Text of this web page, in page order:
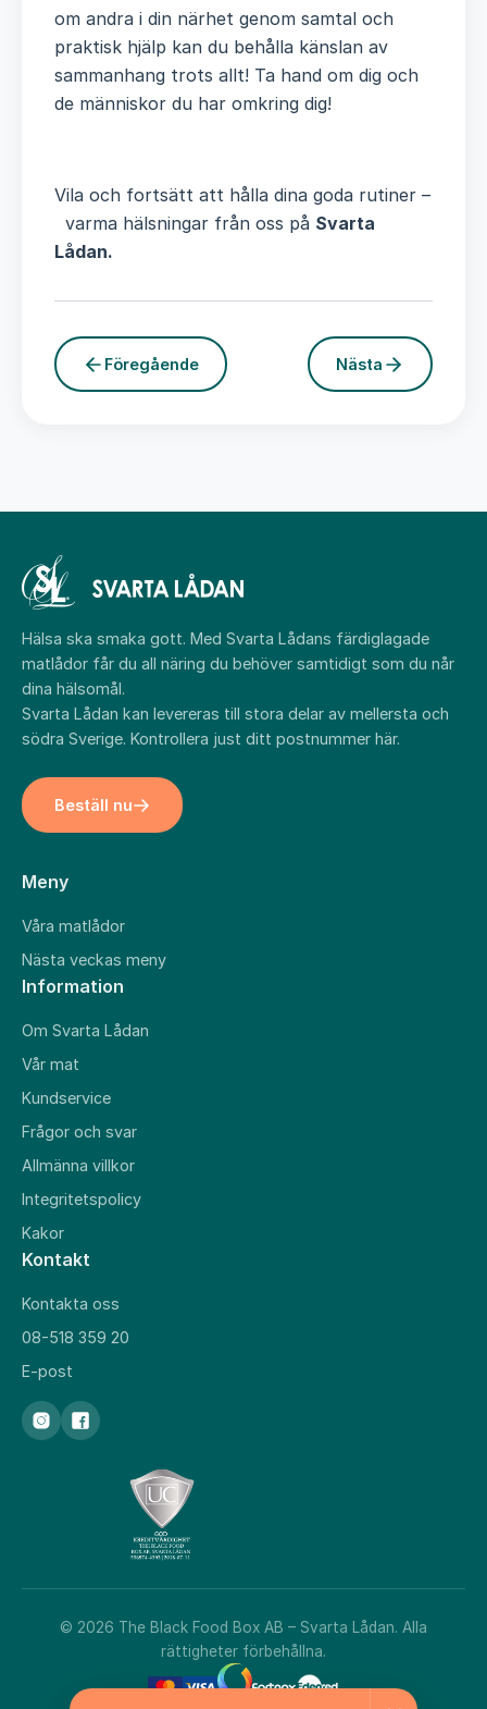
om andra i din närhet genom samtal och
praktisk hjälp kan du behålla känslan av
sammanhang trots allt! Ta hand om dig och
de människor du har omkring dig!
Vila och fortsätt att hålla dina goda rutiner –
varma hälsningar från oss på Svarta
Lådan.
Föregående Nästa
Hälsa ska smaka gott. Med Svarta Lådans färdiglagade
matlådor får du all näring du behöver samtidigt som du når
dina hälsomål.
Svarta Lådan kan levereras till stora delar av mellersta och
södra Sverige. Kontrollera just ditt postnummer här.
Beställ nu
Meny
Våra matlådor
Nästa veckas meny
Information
Om Svarta Lådan
Vår mat
Kundservice
Frågor och svar
Allmänna villkor
Integritetspolicy
Kakor
Kontakt
Kontakta oss
08-518 359 20
E-post
© 2026 The Black Food Box AB – Svarta Lådan. Alla
rättigheter förbehållna.